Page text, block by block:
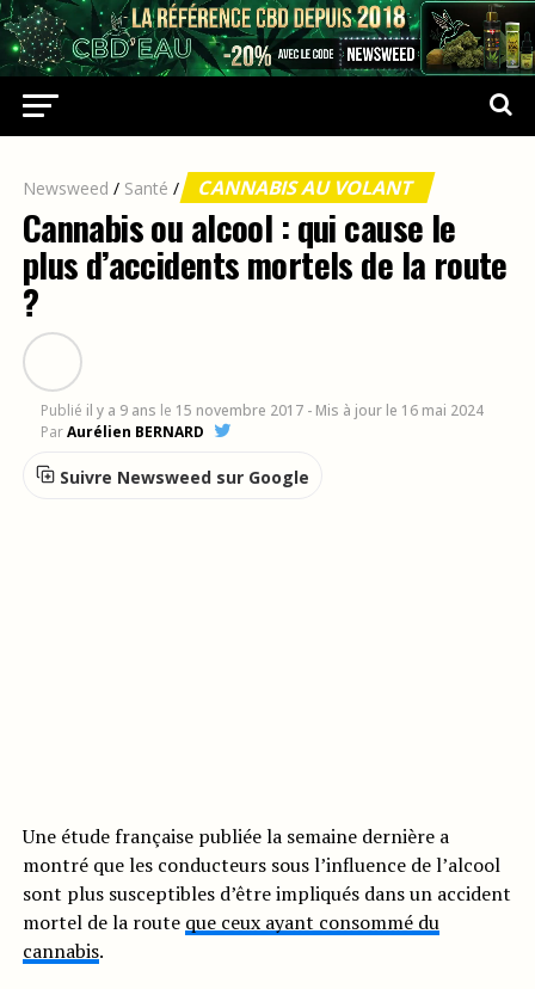
Newsweed / Santé / CANNABIS AU VOLANT
Cannabis ou alcool : qui cause le
plus d’accidents mortels de la route
?
Publié il y a 9 ans le 15 novembre 2017 - Mis à jour le 16 mai 2024
ParAurélien BERNARD
Suivre Newsweed sur Google
Une étude française publiée la semaine dernière a
montré que les conducteurs sous l’influence de l’alcool
sont plus susceptibles d’être impliqués dans un accident
mortel de la route que ceux ayant consommé du
cannabis.